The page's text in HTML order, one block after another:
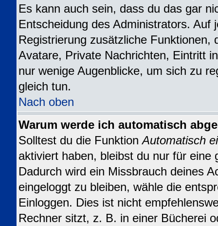
Es kann auch sein, dass du das gar
Entscheidung des Administrators. Auf
Registrierung zusätzliche Funktionen,
Avatare, Private Nachrichten, Eintritt
nur wenige Augenblicke, um sich zu
gleich tun.
Nach oben
Warum werde ich automatisch
Solltest du die FunktionAutomatisch
aktiviert haben, bleibst du nur für eine
Dadurch wird ein Missbrauch deines
eingeloggt zu bleiben, wähle die
Einloggen. Dies ist nicht
Rechner sitzt, z. B. in einer Bücherei